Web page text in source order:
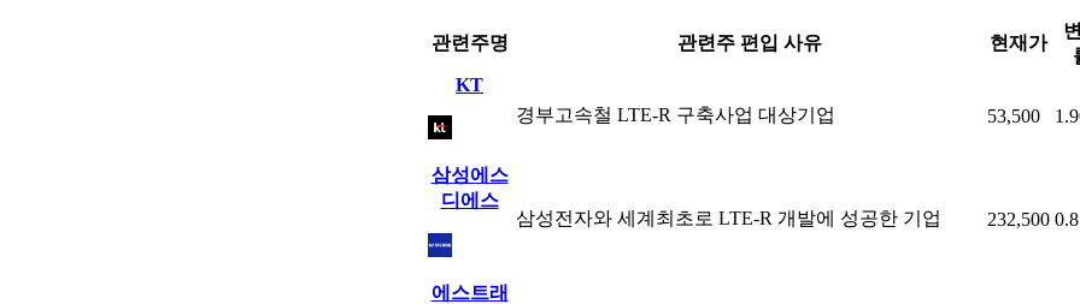
관련주명 관련주 편입 사유 현재가
KT
경부고속철 LTE-R 구축사업 대상기업
53,500
삼성에스
디에스
삼성전자와 세계최초로 LTE-R 개발에 성공한 기업
232,500
에스트래